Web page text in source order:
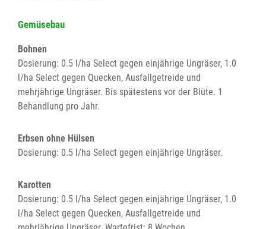
Gemüsebau
Bohnen
Dosierung: 0.5 l/ha Select gegen einjährige Ungräser, 1.0
l/ha Select gegen Quecken, Ausfallgetreide und
mehrjährige Ungräser. Bis spätestens vor der Blüte. 1
Behandlung pro Jahr.
Erbsen ohne Hülsen
Dosierung: 0.5 l/ha Select gegen einjährige Ungräser.
Karotten
Dosierung: 0.5 l/ha Select gegen einjährige Ungräser, 1.0
l/ha Select gegen Quecken, Ausfallgetreide und